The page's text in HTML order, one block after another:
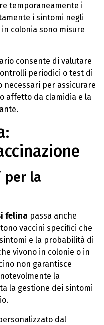
temporaneamente i
i sintomi negli
colonia sono misure
consente di valutare
periodici o test di
per assicurare
affetto da clamidia e la
per la
felina passa anche
vaccini specifici che
e la probabilità di
vivono in colonie o in
non garantisce
la
la gestione dei sintomi
dal